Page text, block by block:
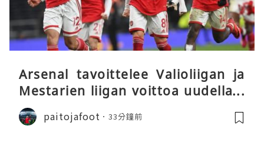
Arsenal tavoittelee Valioliigan ja
Mestarien liigan voittoa uudella k
audella
paitojafoot 33分鐘前